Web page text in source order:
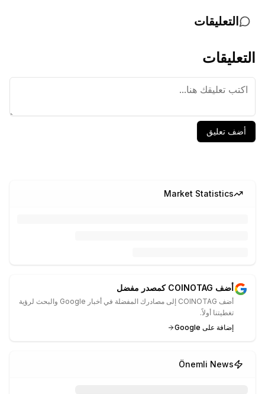
التعليقات
التعليقات
أضف تعليق
Market Statistics
أضف COINOTAG كمصدر مفضل
أضف COINOTAG إلى مصادرك المفضلة في أخبار Google والبحث لرؤية
تغطيتنا أولاً.
إضافة على Google
Önemli News